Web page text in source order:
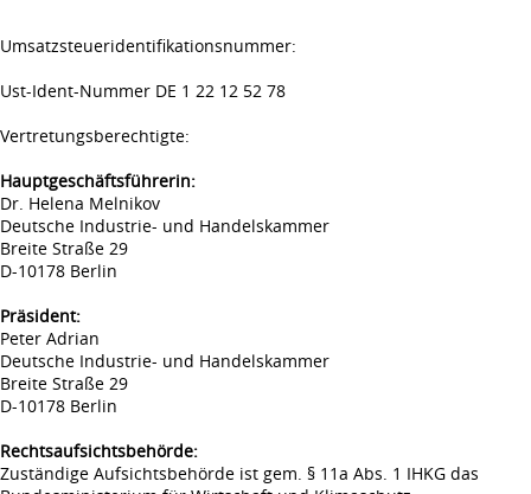
Umsatzsteueridentifikationsnummer:
Ust-Ident-Nummer DE 1 22 12 52 78
Vertretungsberechtigte:
Hauptgeschäftsführerin:
Dr. Helena Melnikov
Deutsche Industrie- und Handelskammer
Breite Straße 29
D-10178 Berlin
Präsident:
Peter Adrian
Deutsche Industrie- und Handelskammer
Breite Straße 29
D-10178 Berlin
Rechtsaufsichtsbehörde:
Zuständige Aufsichtsbehörde ist gem. § 11a Abs. 1 IHKG das